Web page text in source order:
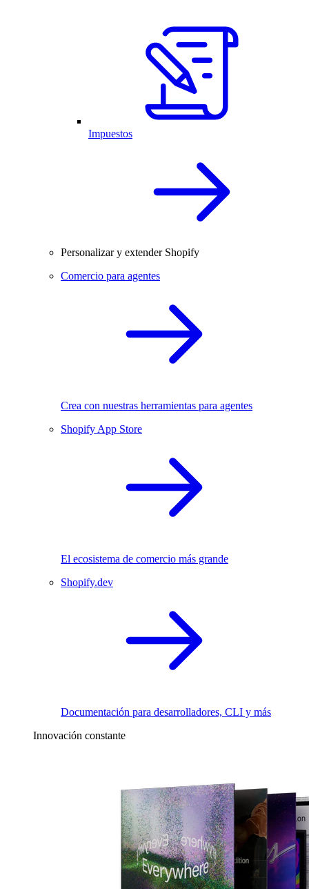
Impuestos
Personalizar y extender Shopify
Comercio para agentes
Crea con nuestras herramientas para agentes
Shopify App Store
El ecosistema de comercio más grande
Shopify.dev
Documentación para desarrolladores, CLI y más
Innovación constante